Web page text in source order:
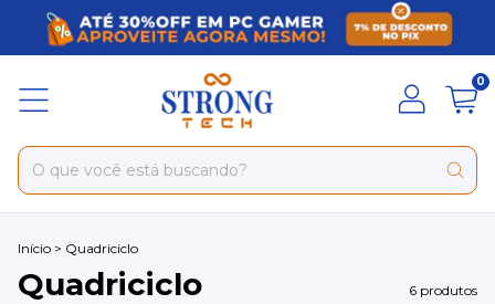
0
Início > Quadriciclo
Quadriciclo 6 produtos